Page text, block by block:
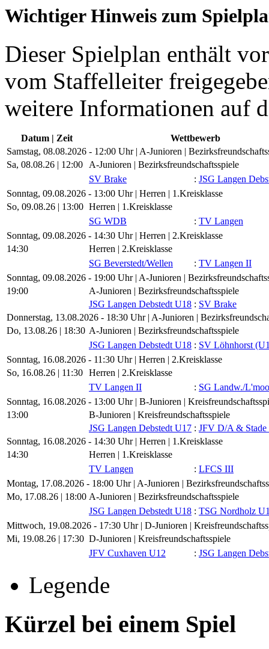
Wichtiger Hinweis zum
Dieser Spielplan enthält
vom Staffelleiter
weitere Informationen auf
Datum | Zeit
Wettbewerb
Samstag, 08.08.2026 - 12:00 Uhr | A-Junioren |
Sa, 08.08.26 | 12:00
A-Junioren | Bezirksfreundschaftsspiele
SV Brake
: JSG Langen
Sonntag, 09.08.2026 - 13:00 Uhr | Herren | 1.Kreisklasse
So, 09.08.26 | 13:00 Herren | 1.Kreisklasse
SG WDB
: TV Langen
Sonntag, 09.08.2026 - 14:30 Uhr | Herren | 2.Kreisklasse
14:30
Herren | 2.Kreisklasse
SG Beverstedt/​Wellen
: TV Langen II
Sonntag, 09.08.2026 - 19:00 Uhr | A-Junioren |
19:00
A-Junioren | Bezirksfreundschaftsspiele
JSG Langen Debstedt U18 : SV Brake
Donnerstag, 13.08.2026 - 18:30 Uhr | A-Junioren |
Do, 13.08.26 | 18:30 A-Junioren | Bezirksfreundschaftsspiele
JSG Langen Debstedt U18 : SV Löhnhorst
Sonntag, 16.08.2026 - 11:30 Uhr | Herren | 2.Kreisklasse
So, 16.08.26 | 11:30 Herren | 2.Kreisklasse
TV Langen II
: SG Landw./​
Sonntag, 16.08.2026 - 13:00 Uhr | B-Junioren |
13:00
B-Junioren | Kreisfreundschaftsspiele
JSG Langen Debstedt U17 : JFV D/​A & Stade
Sonntag, 16.08.2026 - 14:30 Uhr | Herren | 1.Kreisklasse
14:30
Herren | 1.Kreisklasse
TV Langen
: LFCS III
Montag, 17.08.2026 - 18:00 Uhr | A-Junioren |
Mo, 17.08.26 | 18:00 A-Junioren | Bezirksfreundschaftsspiele
JSG Langen Debstedt U18 : TSG Nordholz
Mittwoch, 19.08.2026 - 17:30 Uhr | D-Junioren |
Mi, 19.08.26 | 17:30 D-Junioren | Kreisfreundschaftsspiele
JFV Cuxhaven U12
: JSG Langen
Legende
Kürzel bei einem Spiel